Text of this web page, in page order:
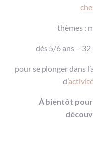
thèmes :
dès 5/6 ans – 32
pour se plonger dans
d’
À bientôt